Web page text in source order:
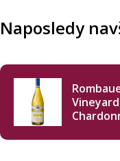
Naposledy